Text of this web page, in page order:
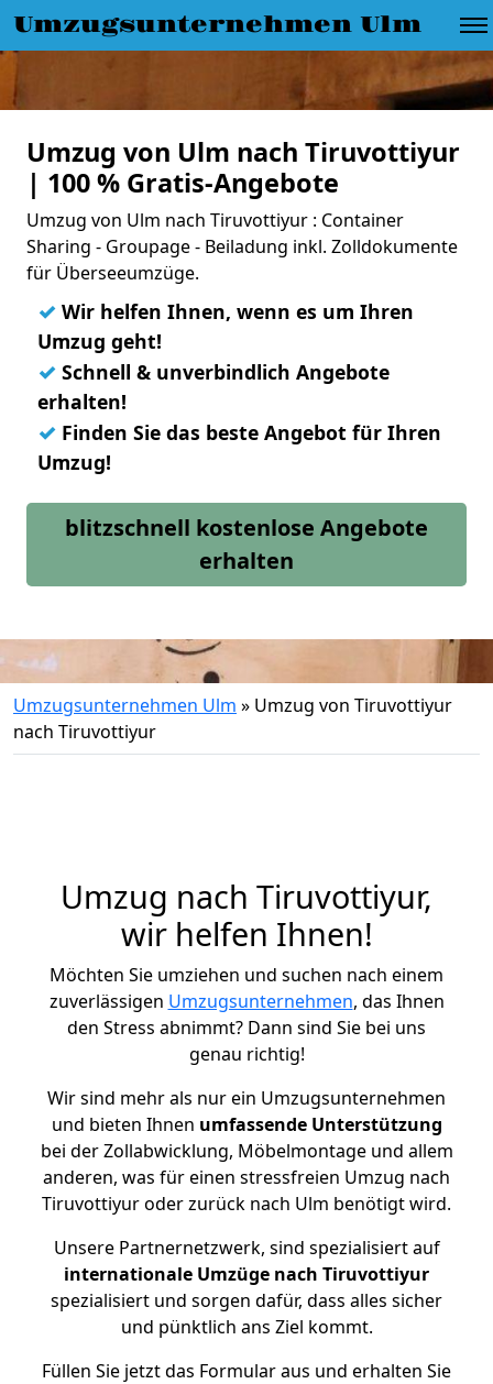
Umzugsunternehmen Ulm
Umzug von Ulm nach Tiruvottiyur
| 100 % Gratis-Angebote
Umzug von Ulm nach Tiruvottiyur : Container
Sharing - Groupage - Beiladung inkl. Zolldokumente
für Überseeumzüge.
✓ Wir helfen Ihnen, wenn es um Ihren
Umzug geht!
✓ Schnell & unverbindlich Angebote
erhalten!
✓ Finden Sie das beste Angebot für Ihren
Umzug!
blitzschnell kostenlose Angebote
erhalten
Umzugsunternehmen Ulm » Umzug von Tiruvottiyur
nach Tiruvottiyur
Umzug nach Tiruvottiyur,
wir helfen Ihnen!
Möchten Sie umziehen und suchen nach einem
zuverlässigen Umzugsunternehmen, das Ihnen
den Stress abnimmt? Dann sind Sie bei uns
genau richtig!
Wir sind mehr als nur ein Umzugsunternehmen
und bieten Ihnen umfassende Unterstützung
bei der Zollabwicklung, Möbelmontage und allem
anderen, was für einen stressfreien Umzug nach
Tiruvottiyur oder zurück nach Ulm benötigt wird.
Unsere Partnernetzwerk, sind spezialisiert auf
internationale Umzüge nach Tiruvottiyur
spezialisiert und sorgen dafür, dass alles sicher
und pünktlich ans Ziel kommt.
Füllen Sie jetzt das Formular aus und erhalten Sie